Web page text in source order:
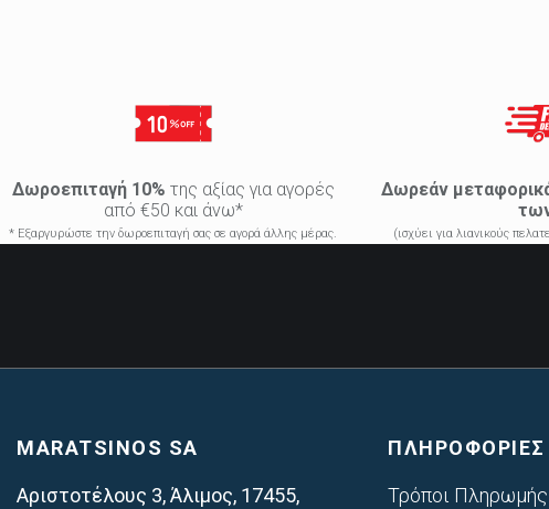
Δωροεπιταγή 10% της αξίας για αγορές
από €50 και άνω*
* Εξαργυρώστε την δωροεπιταγή σας σε αγορά άλλης μέρας.
Δωρεάν
(ισχύει για λιανικούς
MARATSINOS SA
Αριστοτέλους 3, Άλιμος, 17455,
ΠΛΗΡΟΦΟΡΙΕΣ
Τρόποι Πληρωμής